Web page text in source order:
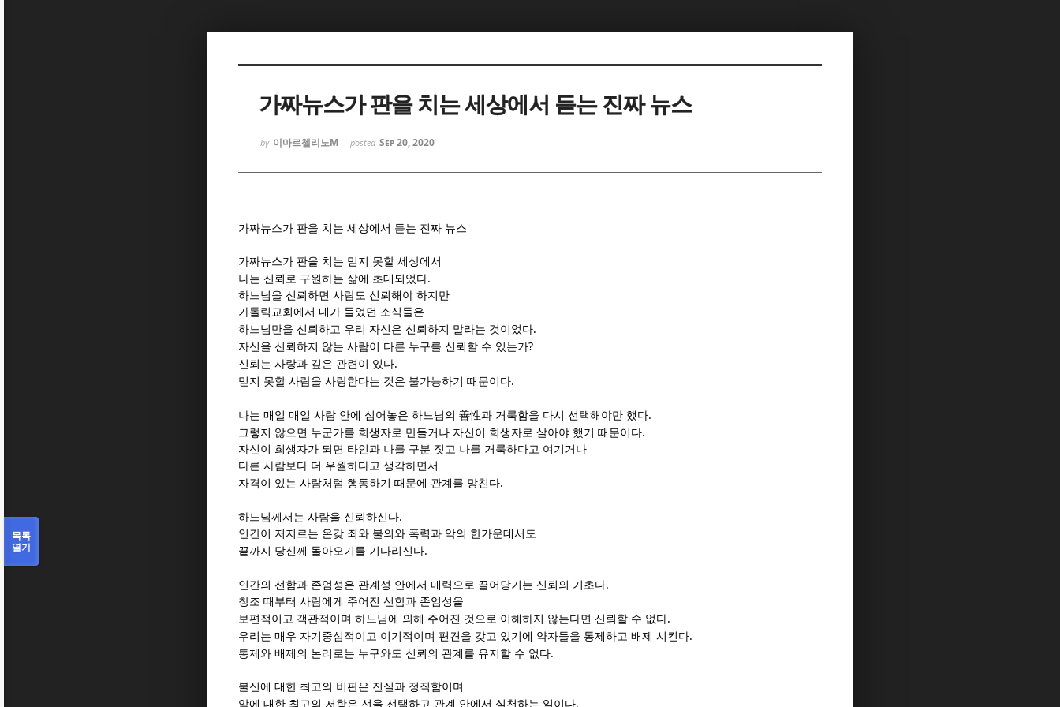
가짜뉴스가 판을 치는 세상에서 듣는 진짜 뉴스
by 이마르첼리노M posted Sep 20, 2020
가짜뉴스가 판을 치는 세상에서 듣는 진짜 뉴스
가짜뉴스가 판을 치는 믿지 못할 세상에서
나는 신뢰로 구원하는 삶에 초대되었다.
하느님을 신뢰하면 사람도 신뢰해야 하지만
가톨릭교회에서 내가 들었던 소식들은
하느님만을 신뢰하고 우리 자신은 신뢰하지 말라는 것이었다.
자신을 신뢰하지 않는 사람이 다른 누구를 신뢰할 수 있는가?
신뢰는 사랑과 깊은 관련이 있다.
믿지 못할 사람을 사랑한다는 것은 불가능하기 때문이다.
나는 매일 매일 사람 안에 심어놓은 하느님의 善性과 거룩함을 다시 선택해야만 했다.
그렇지 않으면 누군가를 희생자로 만들거나 자신이 희생자로 살아야 했기 때문이다.
자신이 희생자가 되면 타인과 나를 구분 짓고 나를 거룩하다고 여기거나
다른 사람보다 더 우월하다고 생각하면서
자격이 있는 사람처럼 행동하기 때문에 관계를 망친다.
하느님께서는 사람을 신뢰하신다.
인간이 저지르는 온갖 죄와 불의와 폭력과 악의 한가운데서도
끝까지 당신께 돌아오기를 기다리신다.
인간의 선함과 존엄성은 관계성 안에서 매력으로 끌어당기는 신뢰의 기초다.
창조 때부터 사람에게 주어진 선함과 존엄성을
보편적이고 객관적이며 하느님에 의해 주어진 것으로 이해하지 않는다면 신뢰할 수 없다.
우리는 매우 자기중심적이고 이기적이며 편견을 갖고 있기에 약자들을 통제하고 배제 시킨다.
통제와 배제의 논리로는 누구와도 신뢰의 관계를 유지할 수 없다.
불신에 대한 최고의 비판은 진실과 정직함이며
악에 대한 최고의 저항은 선을 선택하고 관계 안에서 실천하는 일이다.
목록
열기
Sketchbook5, 스케치북5
Sketchbook5, 스케치북5